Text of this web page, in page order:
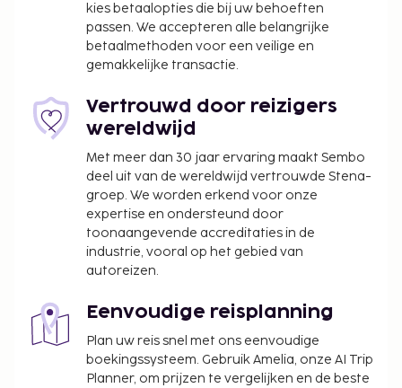
kies betaalopties die bij uw behoeften
passen. We accepteren alle belangrijke
betaalmethoden voor een veilige en
gemakkelijke transactie.
Vertrouwd door reizigers
wereldwijd
Met meer dan 30 jaar ervaring maakt Sembo
deel uit van de wereldwijd vertrouwde Stena-
groep. We worden erkend voor onze
expertise en ondersteund door
toonaangevende accreditaties in de
industrie, vooral op het gebied van
autoreizen.
Eenvoudige reisplanning
Plan uw reis snel met ons eenvoudige
boekingssysteem. Gebruik Amelia, onze AI Trip
Planner, om prijzen te vergelijken en de beste